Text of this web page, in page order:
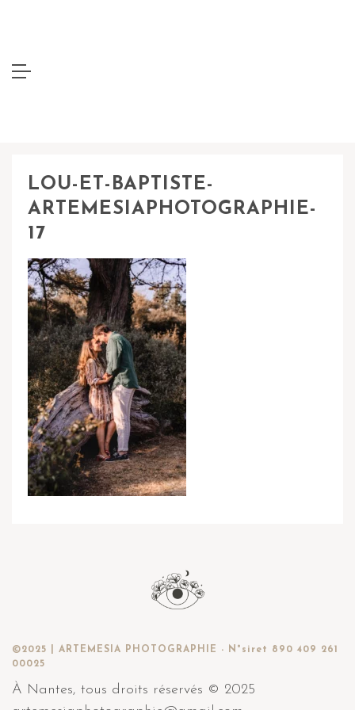
LOU-ET-BAPTISTE-
ARTEMESIAPHOTOGRAPHIE-
17
©2025 | ARTEMESIA PHOTOGRAPHIE - N°siret 890 409 261
00025
À Nantes, tous droits réservés © 2025